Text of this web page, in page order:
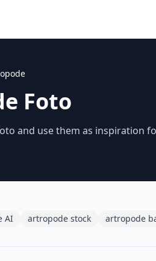
Foto
and use them as inspiration
AI artropode stock artropode